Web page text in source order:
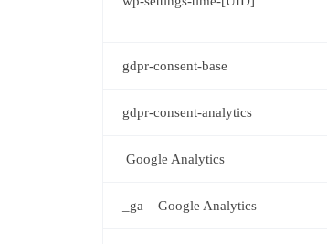
gdpr-consent-base
gdpr-consent-analytics
Google Analytics
_ga – Google Analytics